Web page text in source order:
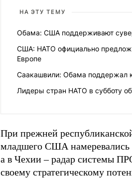
НА ЭТУ ТЕМУ
Обама: США поддерживают
США: НАТО официально
Европе
Саакашвили: Обама поддержал
Лидеры стран НАТО в субботу
При прежней
младшего США намеревались
а в Чехии – радар системы
своему стратегическому